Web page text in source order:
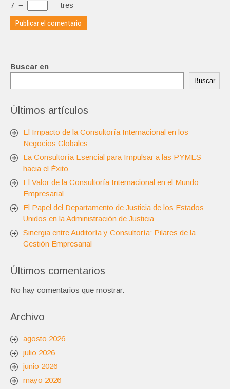
7 − = tres
Buscar en
Buscar
Últimos artículos
El Impacto de la Consultoría Internacional en los
Negocios Globales
La Consultoría Esencial para Impulsar a las PYMES
hacia el Éxito
El Valor de la Consultoría Internacional en el Mundo
Empresarial
El Papel del Departamento de Justicia de los Estados
Unidos en la Administración de Justicia
Sinergia entre Auditoría y Consultoría: Pilares de la
Gestión Empresarial
Últimos comentarios
No hay comentarios que mostrar.
Archivo
agosto 2026
julio 2026
junio 2026
mayo 2026